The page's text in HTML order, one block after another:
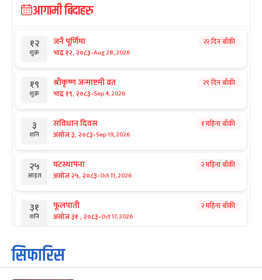
आगामी बिदाहरु
१२
शुक्र
जनै पूर्णिमा
भाद्र १२, २०८३-Aug 28, 2026
२२ दिन बाँकी
१९
शुक्र
श्रीकृष्ण जन्माष्टमी व्रत
भाद्र १९, २०८३-Sep 4, 2026
२९ दिन बाँकी
३
शनि
संविधान दिवस
असोज ३, २०८३-Sep 19, 2026
१ महिना बाँकी
२५
आइत
घटस्थापना
असोज २५, २०८३-Oct 11, 2026
२ महिना बाँकी
३१
शनि
फूलपाती
असोज ३१ , २०८३-Oct 17, 2026
२ महिना बाँकी
१
आइत
कार्तिक सङ्क्रान्ति
कार्तिक १, २०८३
सिफारिस